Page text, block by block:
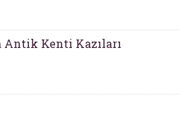
Antik Kenti Kazıları